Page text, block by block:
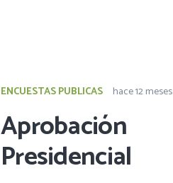
ENCUESTAS PUBLICAS hace 12 meses
Aprobación
Presidencial